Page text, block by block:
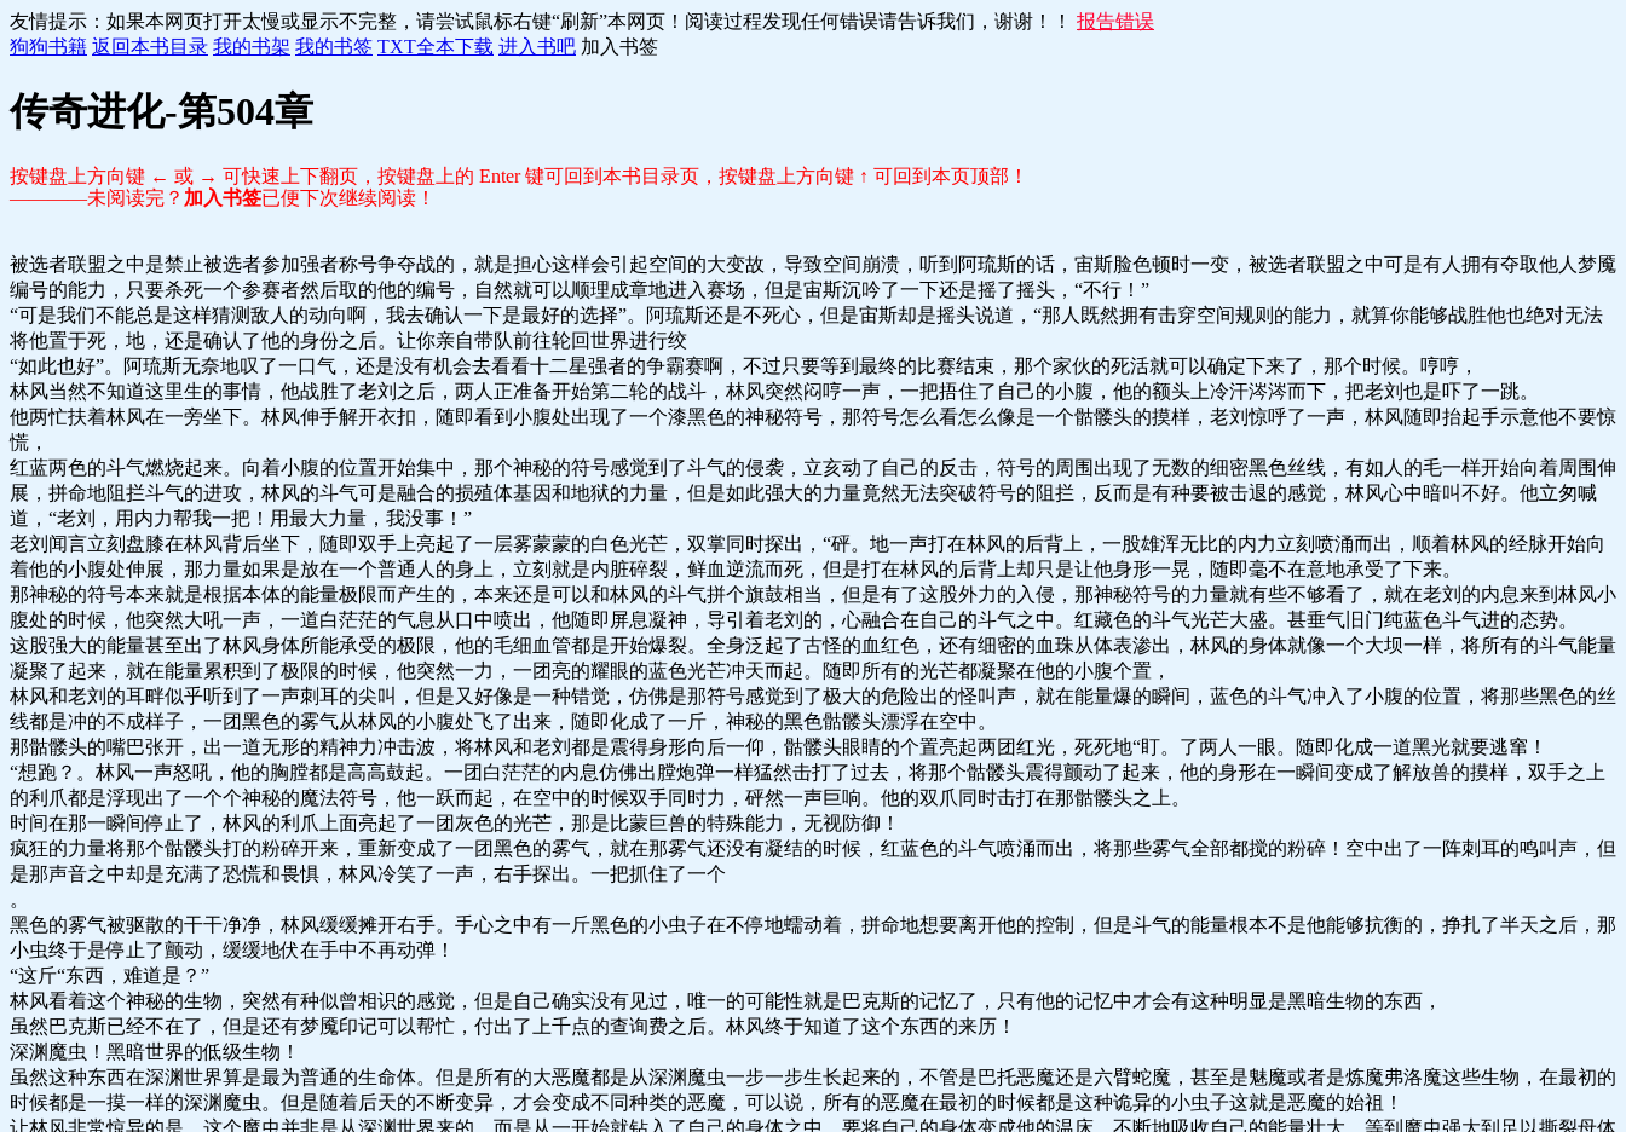
友情提示：如果本网页打开太慢或显示不完整，请尝试鼠标右键“刷新”本网页！阅读过程发现任何错误请告诉我们，谢谢！！ 报告错误
狗狗书籍 返回本书目录 我的书架 我的书签 TXT全本下载 进入书吧 加入书签
传奇进化-第504章
按键盘上方向键 ← 或 → 可快速上下翻页，按键盘上的 Enter 键可回到本书目录页，按键盘上方向键 ↑ 可回到本页顶部！
————未阅读完？ 加入书签已便下次继续阅读！
被选者联盟之中是禁止被选者参加强者称号争夺战的，就是担心这样会引起空间的大变故，导致空间崩溃，听到阿琉斯的话，宙斯脸色顿时一变，被选者联盟之中可是有人拥有夺取他人梦魇
编号的能力，只要杀死一个参赛者然后取的他的编号，自然就可以顺理成章地进入赛场，但是宙斯沉吟了一下还是摇了摇头，“不行！”
“可是我们不能总是这样猜测敌人的动向啊，我去确认一下是最好的选择”。阿琉斯还是不死心，但是宙斯却是摇头说道，“那人既然拥有击穿空间规则的能力，就算你能够战胜他也绝对无法
将他置于死，地，还是确认了他的身份之后。让你亲自带队前往轮回世界进行绞
“如此也好”。阿琉斯无奈地叹了一口气，还是没有机会去看看十二星强者的争霸赛啊，不过只要等到最终的比赛结束，那个家伙的死活就可以确定下来了，那个时候。哼哼，
林风当然不知道这里生的事情，他战胜了老刘之后，两人正准备开始第二轮的战斗，林风突然闷哼一声，一把捂住了自己的小腹，他的额头上冷汗涔涔而下，把老刘也是吓了一跳。
他两忙扶着林风在一旁坐下。林风伸手解开衣扣，随即看到小腹处出现了一个漆黑色的神秘符号，那符号怎么看怎么像是一个骷髅头的摸样，老刘惊呼了一声，林风随即抬起手示意他不要惊
慌，
红蓝两色的斗气燃烧起来。向着小腹的位置开始集中，那个神秘的符号感觉到了斗气的侵袭，立亥动了自己的反击，符号的周围出现了无数的细密黑色丝线，有如人的毛一样开始向着周围伸
展，拼命地阻拦斗气的进攻，林风的斗气可是融合的损殖体基因和地狱的力量，但是如此强大的力量竟然无法突破符号的阻拦，反而是有种要被击退的感觉，林风心中暗叫不好。他立匆喊
道，“老刘，用内力帮我一把！用最大力量，我没事！”
老刘闻言立刻盘膝在林风背后坐下，随即双手上亮起了一层雾蒙蒙的白色光芒，双掌同时探出，“砰。地一声打在林风的后背上，一股雄浑无比的内力立刻喷涌而出，顺着林风的经脉开始向
着他的小腹处伸展，那力量如果是放在一个普通人的身上，立刻就是内脏碎裂，鲜血逆流而死，但是打在林风的后背上却只是让他身形一晃，随即毫不在意地承受了下来。
那神秘的符号本来就是根据本体的能量极限而产生的，本来还是可以和林风的斗气拼个旗鼓相当，但是有了这股外力的入侵，那神秘符号的力量就有些不够看了，就在老刘的内息来到林风小
腹处的时候，他突然大吼一声，一道白茫茫的气息从口中喷出，他随即屏息凝神，导引着老刘的，心融合在自己的斗气之中。红藏色的斗气光芒大盛。甚垂气旧门纯蓝色斗气进的态势。
这股强大的能量甚至出了林风身体所能承受的极限，他的毛细血管都是开始爆裂。全身泛起了古怪的血红色，还有细密的血珠从体表渗出，林风的身体就像一个大坝一样，将所有的斗气能量
凝聚了起来，就在能量累积到了极限的时候，他突然一力，一团亮的耀眼的蓝色光芒冲天而起。随即所有的光芒都凝聚在他的小腹个置，
林风和老刘的耳畔似乎听到了一声刺耳的尖叫，但是又好像是一种错觉，仿佛是那符号感觉到了极大的危险出的怪叫声，就在能量爆的瞬间，蓝色的斗气冲入了小腹的位置，将那些黑色的丝
线都是冲的不成样子，一团黑色的雾气从林风的小腹处飞了出来，随即化成了一斤，神秘的黑色骷髅头漂浮在空中。
那骷髅头的嘴巴张开，出一道无形的精神力冲击波，将林风和老刘都是震得身形向后一仰，骷髅头眼睛的个置亮起两团红光，死死地“盯。了两人一眼。随即化成一道黑光就要逃窜！
“想跑？。林风一声怒吼，他的胸膛都是高高鼓起。一团白茫茫的内息仿佛出膛炮弹一样猛然击打了过去，将那个骷髅头震得颤动了起来，他的身形在一瞬间变成了解放兽的摸样，双手之上
的利爪都是浮现出了一个个神秘的魔法符号，他一跃而起，在空中的时候双手同时力，砰然一声巨响。他的双爪同时击打在那骷髅头之上。
时间在那一瞬间停止了，林风的利爪上面亮起了一团灰色的光芒，那是比蒙巨兽的特殊能力，无视防御！
疯狂的力量将那个骷髅头打的粉碎开来，重新变成了一团黑色的雾气，就在那雾气还没有凝结的时候，红蓝色的斗气喷涌而出，将那些雾气全部都搅的粉碎！空中出了一阵刺耳的鸣叫声，但
是那声音之中却是充满了恐慌和畏惧，林风冷笑了一声，右手探出。一把抓住了一个
。
黑色的雾气被驱散的干干净净，林风缓缓摊开右手。手心之中有一斤黑色的小虫子在不停地蠕动着，拼命地想要离开他的控制，但是斗气的能量根本不是他能够抗衡的，挣扎了半天之后，那
小虫终于是停止了颤动，缓缓地伏在手中不再动弹！
“这斤“东西，难道是？”
林风看着这个神秘的生物，突然有种似曾相识的感觉，但是自己确实没有见过，唯一的可能性就是巴克斯的记忆了，只有他的记忆中才会有这种明显是黑暗生物的东西，
虽然巴克斯已经不在了，但是还有梦魇印记可以帮忙，付出了上千点的查询费之后。林风终于知道了这个东西的来历！
深渊魔虫！黑暗世界的低级生物！
虽然这种东西在深渊世界算是最为普通的生命体。但是所有的大恶魔都是从深渊魔虫一步一步生长起来的，不管是巴托恶魔还是六臂蛇魔，甚至是魅魔或者是炼魔弗洛魔这些生物，在最初的
时候都是一摸一样的深渊魔虫。但是随着后天的不断变异，才会变成不同种类的恶魔，可以说，所有的恶魔在最初的时候都是这种诡异的小虫子这就是恶魔的始祖！
让林风非常惊异的是，这个魔虫并非是从深渊世界来的，而是从一开始就钻入了自己的身体之中，要将自己的身体变成他的温床，不断地吸收自己的能量壮大，等到魔虫强大到足以撕裂母体